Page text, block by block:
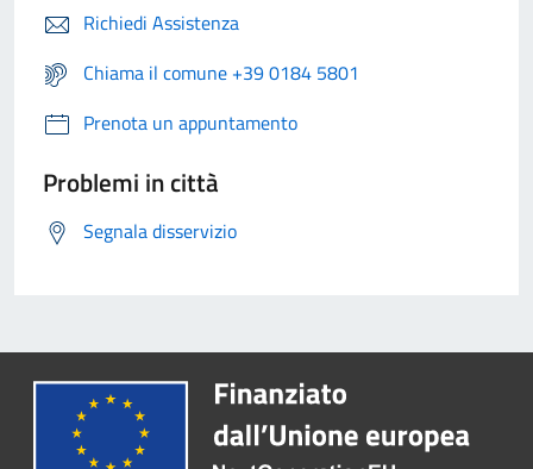
Richiedi Assistenza
Chiama il comune +39 0184 5801
Prenota un appuntamento
Problemi in città
Segnala disservizio